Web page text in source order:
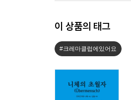
이 상품의 태그
#크레마클럽에있어요